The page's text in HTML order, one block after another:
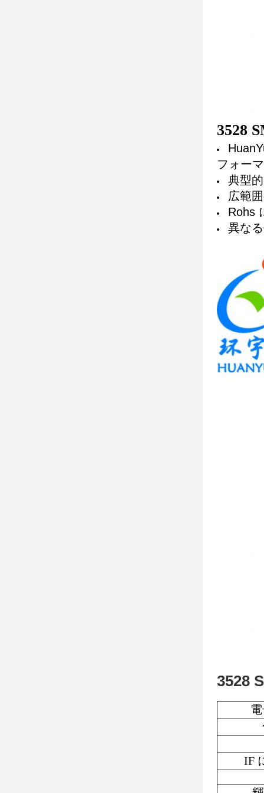
3528
フォー
典型
広範
Rohs
異な
3528
IF